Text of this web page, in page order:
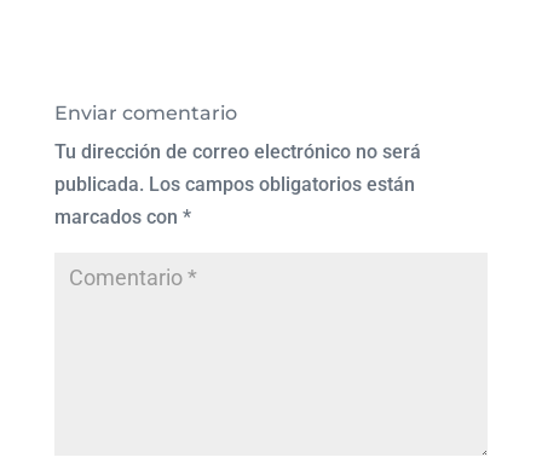
Enviar comentario
Tu dirección de correo electrónico no será
publicada. Los campos obligatorios están
marcados con *